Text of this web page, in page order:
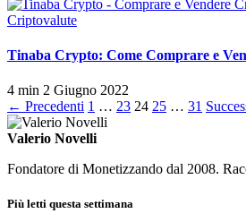
Criptovalute
Tinaba Crypto: Come Comprare e
4 min 2 Giugno 2022
Paginazione
degli
articoli
← Precedenti 1 … 23 24 25 … 31
Valerio Novelli
Fondatore di Monetizzando dal 2008.
Più letti questa settimana